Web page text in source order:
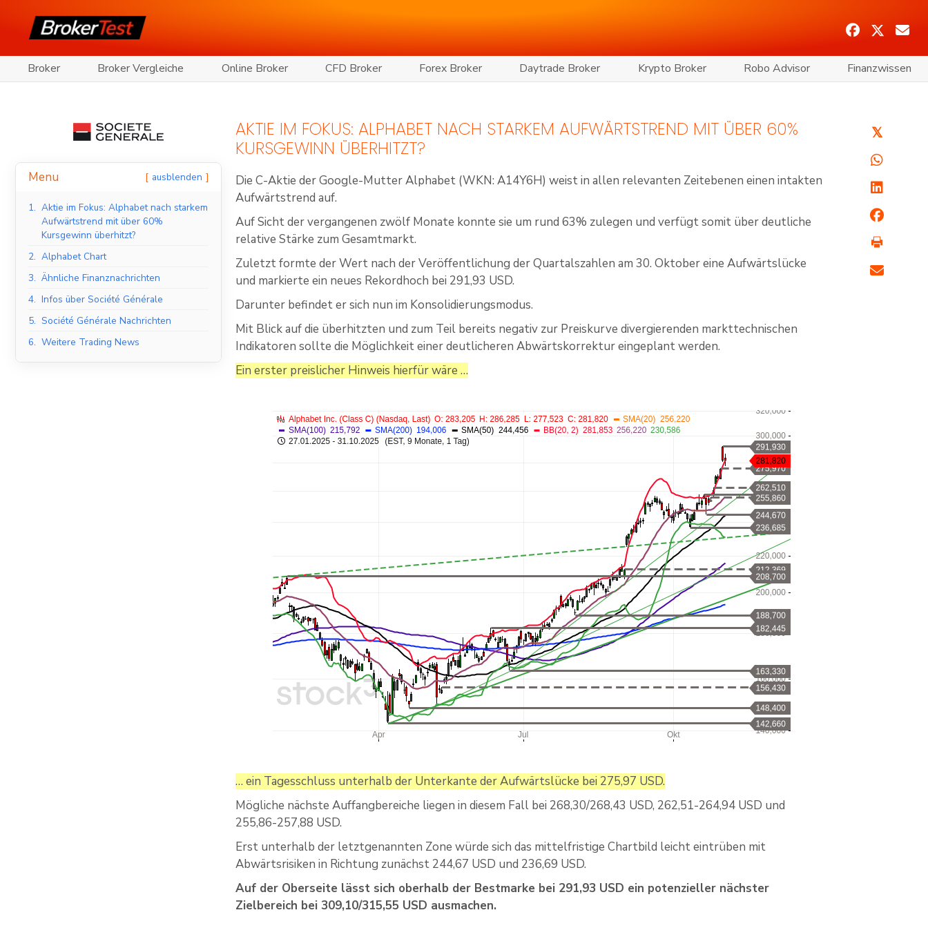
Broker Broker Vergleiche Online Broker CFD Broker Forex Broker Daytrade Broker Krypto Broker Robo Advisor Finanzwissen
Menu ausblenden
1. Aktie im Fokus: Alphabet nach starkem
Aufwärtstrend mit über 60%
Kursgewinn überhitzt?
2. Alphabet Chart
3. Ähnliche Finanznachrichten
4. Infos über Société Générale
5. Société Générale Nachrichten
6. Weitere Trading News
AKTIE IM FOKUS: ALPHABET NACH STARKEM AUFWÄRTSTREND MIT ÜBER 60%
KURSGEWINN ÜBERHITZT?
Die C-Aktie der Google-Mutter Alphabet (WKN: A14Y6H) weist in allen relevanten Zeitebenen einen intakten
Aufwärtstrend auf.
Auf Sicht der vergangenen zwölf Monate konnte sie um rund 63% zulegen und verfügt somit über deutliche
relative Stärke zum Gesamtmarkt.
Zuletzt formte der Wert nach der Veröffentlichung der Quartalszahlen am 30. Oktober eine Aufwärtslücke
und markierte ein neues Rekordhoch bei 291,93 USD.
Darunter befindet er sich nun im Konsolidierungsmodus.
Mit Blick auf die überhitzten und zum Teil bereits negativ zur Preiskurve divergierenden markttechnischen
Indikatoren sollte die Möglichkeit einer deutlicheren Abwärtskorrektur eingeplant werden.
Ein erster preislicher Hinweis hierfür wäre …
… ein Tagesschluss unterhalb der Unterkante der Aufwärtslücke bei 275,97 USD.
Mögliche nächste Auffangbereiche liegen in diesem Fall bei 268,30/268,43 USD, 262,51-264,94 USD und
255,86-257,88 USD.
Erst unterhalb der letztgenannten Zone würde sich das mittelfristige Chartbild leicht eintrüben mit
Abwärtsrisiken in Richtung zunächst 244,67 USD und 236,69 USD.
Auf der Oberseite lässt sich oberhalb der Bestmarke bei 291,93 USD ein potenzieller nächster
Zielbereich bei 309,10/315,55 USD ausmachen.
𝕏